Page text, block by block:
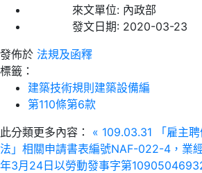
來文單位: 內政部
發文日期: 2020-03-23
發佈於 法規及函釋
標籤：
建築技術規則建築設備編
第110條第6款
此分類更多內容：
« 109.03.31 「雇主
法」相關申請書表編號NAF-022-4，業
年3月24日以勞動發事字第